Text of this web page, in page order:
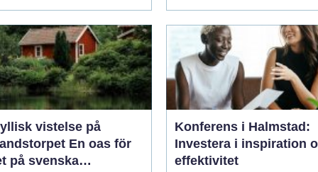
vistelse på
En oas för
på svenska
Konferens i Halmstad:
Investera i inspiration
effektivitet